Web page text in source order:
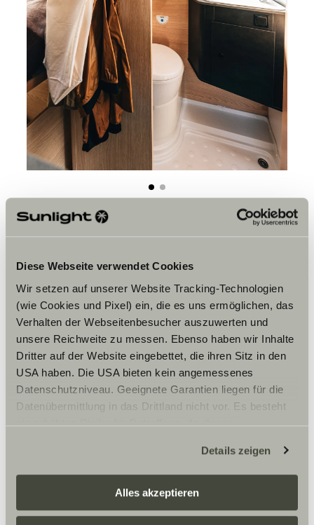
Diese Webseite verwendet Cookies
Wir setzen auf unserer Website Tracking-Technologien
(wie Cookies und Pixel) ein, die es uns ermöglichen, das
Verhalten der Webseitenbesucher auszuwerten und
unsere Reichweite zu messen. Ebenso haben wir Inhalte
Dritter auf der Website eingebettet, die ihren Sitz in den
USA haben. Die USA bieten kein angemessenes
Datenschutzniveau. Geeignete Garantien liegen für die
Datenübermittlung in das Drittland nicht vor. Es besteht
ein erhöhtes Risiko für Betroffene, da diesen
zustehen. Eingesetzte Dienstleister können Daten für
eigene Zwecke verarbeiten und mit anderen Daten
zusammenführen. Weitere Informationen finden Sie hier:
Datenschutzerklärung
Details zeigen
Alles akzeptieren
Equipé de baies à cadres et de joues arrière
élargies, le Greentrek propose une grande
surface de couchage de 2 mètres.